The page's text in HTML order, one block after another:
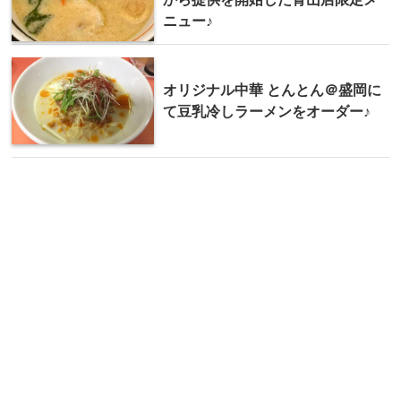
ニュー♪
オリジナル中華 とんとん＠盛岡に
て豆乳冷しラーメンをオーダー♪